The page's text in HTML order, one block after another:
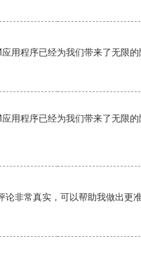
用程序已经为我们带来了无限的
用程序已经为我们带来了无限
论非常真实，可以帮助我做出更准